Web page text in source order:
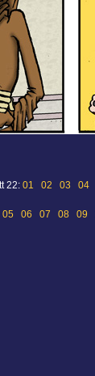
22: 01 02 03 04
05 06 07 08 09